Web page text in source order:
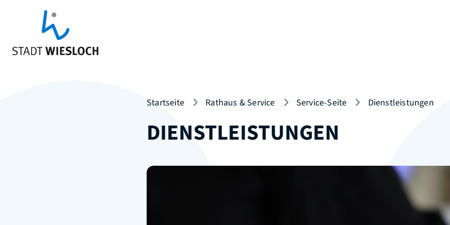
Startseite Rathaus & Service Service-Seite Dienstleistungen
DIENSTLEISTUNGEN